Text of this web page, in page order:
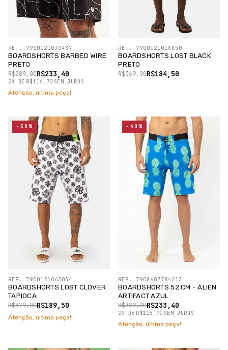
BOARDSHORTS BARBED WIRE
PRETO
R$233,40
R$389,00
2X DE R$116,70 SEM JUROS
REF. 7900121030487
Atenção, última peça!
BOARDSHORTS LOST BLACK
PRETO
R$184,50
R$369,00
REF. 7900121018850
BOARDSHORTS LOST CLOVER
TAPIOCA
R$189,50
R$379,00
REF. 7900121063034
-50%
Atenção, última peça!
BOARDSHORTS 52 CM - ALIEN
ARTIFACT AZUL
R$233,40
R$389,00
2X DE R$116,70 SEM JUROS
REF. 7908607784213
-40%
Atenção, última peça!